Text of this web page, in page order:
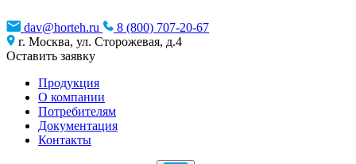
dav@horteh.ru
8 (800) 707-20-67
г. Москва, ул. Сторожевая, д.4
Оставить заявку
Продукция
О компании
Потребителям
Документация
Контакты